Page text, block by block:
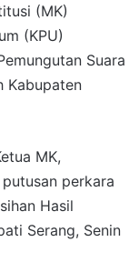
(MK)
(KPU)
Suara
Kabupaten
MK,
perkara
Hasil
Serang, Senin